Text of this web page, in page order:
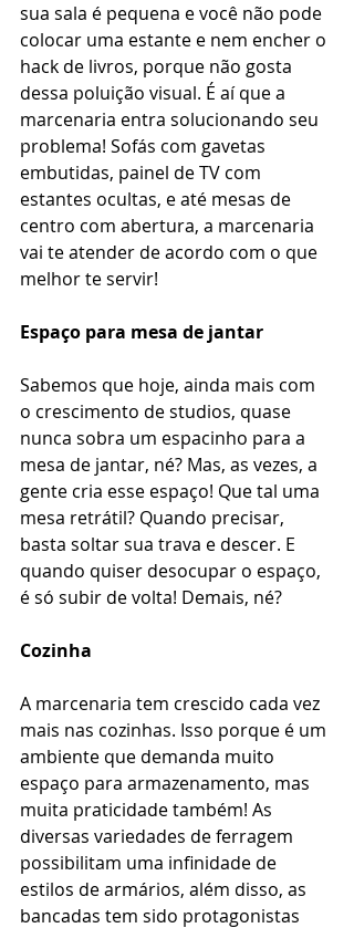
sua sala é pequena e você não pode
colocar uma estante e nem encher o
hack de livros, porque não gosta
dessa poluição visual. É aí que a
marcenaria entra solucionando seu
problema! Sofás com gavetas
embutidas, painel de TV com
estantes ocultas, e até mesas de
centro com abertura, a marcenaria
vai te atender de acordo com o que
melhor te servir!
Espaço para mesa de jantar
Sabemos que hoje, ainda mais com
o crescimento de studios, quase
nunca sobra um espacinho para a
mesa de jantar, né? Mas, as vezes, a
gente cria esse espaço! Que tal uma
mesa retrátil? Quando precisar,
basta soltar sua trava e descer. E
quando quiser desocupar o espaço,
é só subir de volta! Demais, né?
Cozinha
A marcenaria tem crescido cada vez
mais nas cozinhas. Isso porque é um
ambiente que demanda muito
espaço para armazenamento, mas
muita praticidade também! As
diversas variedades de ferragem
possibilitam uma infinidade de
estilos de armários, além disso, as
bancadas tem sido protagonistas